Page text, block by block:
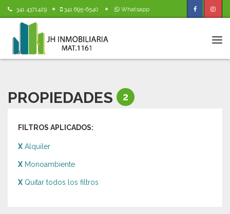
341 4371429 341 695-6540 Whatsapp
PROPIEDADES 2
FILTROS APLICADOS:
X Alquiler
X Monoambiente
X Quitar todos los filtros